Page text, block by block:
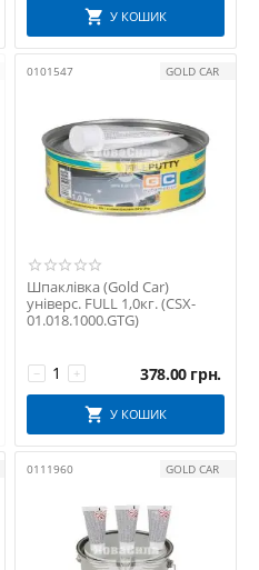
У КОШИК
0101547 GOLD CAR
Шпаклівка (Gold Car)
універс. FULL 1,0кг. (CSX-
01.018.1000.GTG)
+
− 378.00 грн.
У КОШИК
0111960 GOLD CAR